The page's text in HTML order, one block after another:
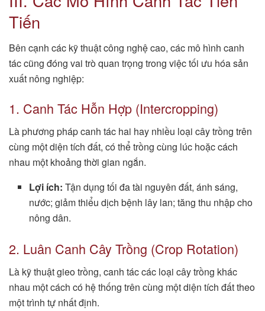
Tiến
Bên cạnh các kỹ thuật công nghệ cao, các mô hình canh
tác cũng đóng vai trò quan trọng trong việc tối ưu hóa sản
xuất nông nghiệp:
1. Canh Tác Hỗn Hợp (Intercropping)
Là phương pháp canh tác hai hay nhiều loại cây trồng trên
cùng một diện tích đất, có thể trồng cùng lúc hoặc cách
nhau một khoảng thời gian ngắn.
Lợi ích: Tận dụng tối đa tài nguyên đất, ánh sáng,
nước; giảm thiểu dịch bệnh lây lan; tăng thu nhập cho
nông dân.
2. Luân Canh Cây Trồng (Crop Rotation)
Là kỹ thuật gieo trồng, canh tác các loại cây trồng khác
nhau một cách có hệ thống trên cùng một diện tích đất theo
một trình tự nhất định.